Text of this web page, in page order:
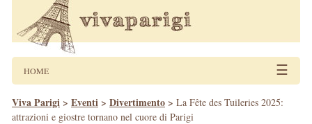
HOME ☰
Viva Parigi > Eventi > Divertimento > La Fête des Tuileries 2025:
attrazioni e giostre tornano nel cuore di Parigi